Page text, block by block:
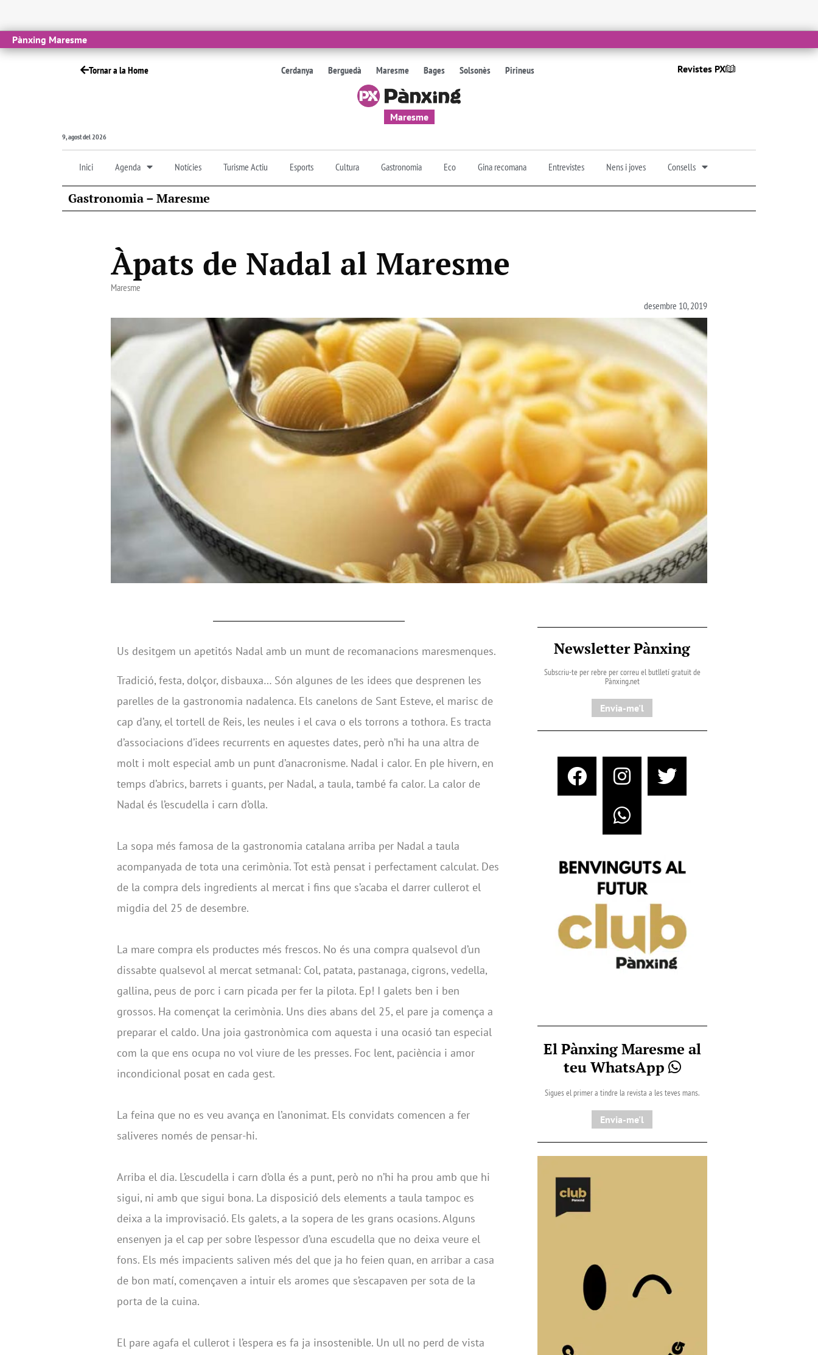
Pànxing Maresme
Tornar a la Home Cerdanya Berguedà Maresme Bages Solsonès Pirineus Revistes PX
Maresme
9, agost del 2026
Inici Agenda Notícies Turisme Actiu Esports Cultura Gastronomia Eco Gina recomana Entrevistes Nens i joves Consells
Gastronomia – Maresme
Àpats de Nadal al Maresme
Maresme
desembre 10, 2019
Us desitgem un apetitós Nadal amb un munt de recomanacions maresmenques.
Tradició, festa, dolçor, disbauxa… Són algunes de les idees que desprenen les
parelles de la gastronomia nadalenca. Els canelons de Sant Esteve, el marisc de
cap d’any, el tortell de Reis, les neules i el cava o els torrons a tothora. Es tracta
d’associacions d’idees recurrents en aquestes dates, però n’hi ha una altra de
molt i molt especial amb un punt d’anacronisme. Nadal i calor. En ple hivern, en
temps d’abrics, barrets i guants, per Nadal, a taula, també fa calor. La calor de
Nadal és l’escudella i carn d’olla.
La sopa més famosa de la gastronomia catalana arriba per Nadal a taula
acompanyada de tota una cerimònia. Tot està pensat i perfectament calculat. Des
de la compra dels ingredients al mercat i fins que s’acaba el darrer cullerot el
migdia del 25 de desembre.
La mare compra els productes més frescos. No és una compra qualsevol d’un
dissabte qualsevol al mercat setmanal: Col, patata, pastanaga, cigrons, vedella,
gallina, peus de porc i carn picada per fer la pilota. Ep! I galets ben i ben
grossos. Ha començat la cerimònia. Uns dies abans del 25, el pare ja comença a
preparar el caldo. Una joia gastronòmica com aquesta i una ocasió tan especial
com la que ens ocupa no vol viure de les presses. Foc lent, paciència i amor
incondicional posat en cada gest.
La feina que no es veu avança en l’anonimat. Els convidats comencen a fer
saliveres només de pensar-hi.
Arriba el dia. L’escudella i carn d’olla és a punt, però no n’hi ha prou amb que hi
sigui, ni amb que sigui bona. La disposició dels elements a taula tampoc es
deixa a la improvisació. Els galets, a la sopera de les grans ocasions. Alguns
ensenyen ja el cap per sobre l’espessor d’una escudella que no deixa veure el
fons. Els més impacients saliven més del que ja ho feien quan, en arribar a casa
de bon matí, començaven a intuir els aromes que s’escapaven per sota de la
porta de la cuina.
El pare agafa el cullerot i l’espera es fa ja insostenible. Un ull no perd de vista
Newsletter Pànxing
Subscriu-te per rebre per correu el butlletí gratuït de
Pànxing.net​
Envia-me'l
El Pànxing Maresme al
teu WhatsApp
Sigues el primer a tindre la revista a les teves mans.
Envia-me'l